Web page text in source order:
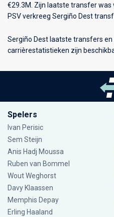
€29.3M. Zijn laatste transfer was
PSV verkreeg Sergiño Dest
Sergiño Dest laatste transfers
carrièrestatistieken zijn
Spelers
Ivan Perisic
Sem Steijn
Anis Hadj Moussa
Ruben van Bommel
Wout Weghorst
Davy Klaassen
Memphis Depay
Erling Haaland